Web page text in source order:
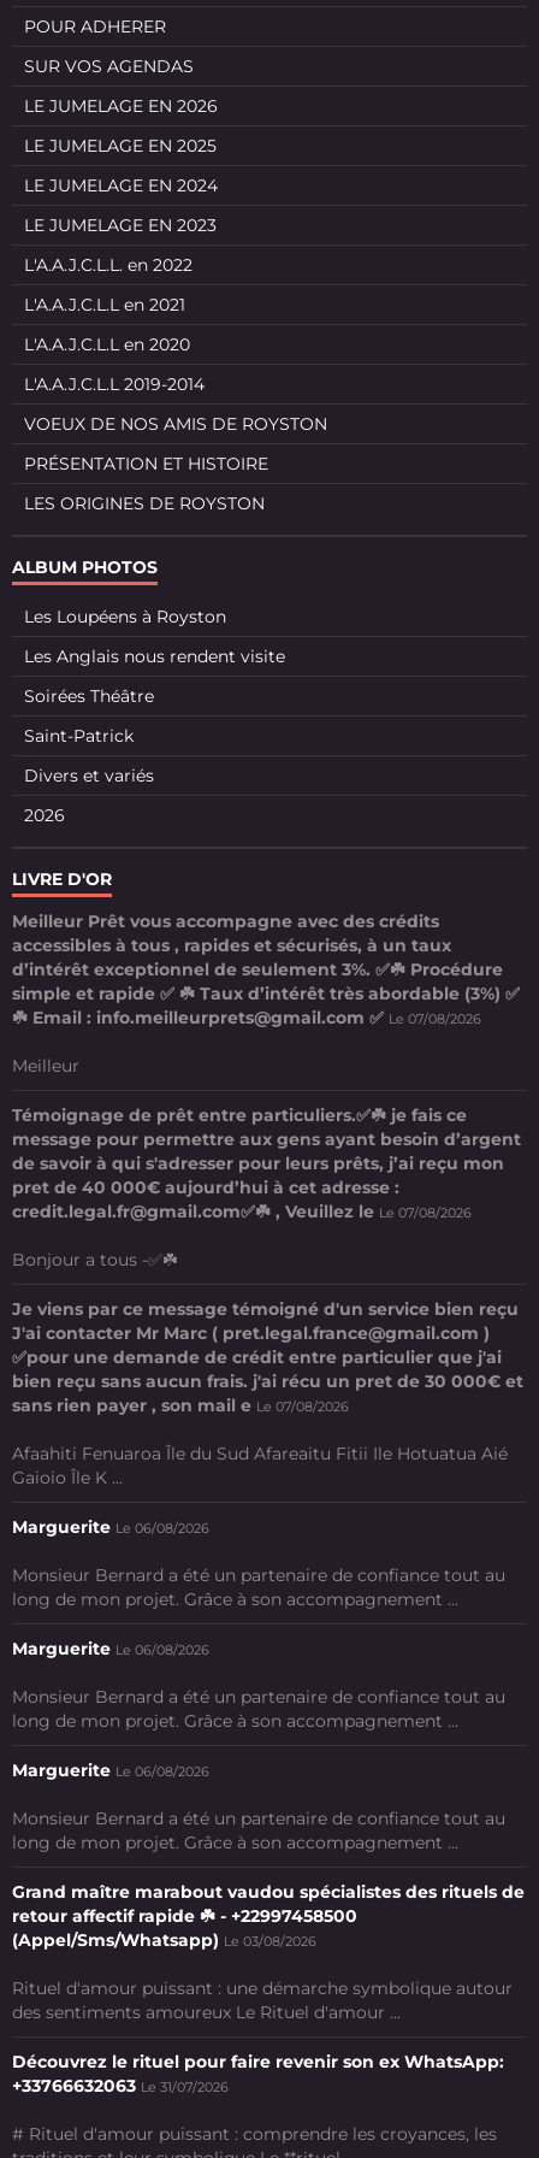
POUR ADHERER
SUR VOS AGENDAS
LE JUMELAGE EN 2026
LE JUMELAGE EN 2025
LE JUMELAGE EN 2024
LE JUMELAGE EN 2023
L'A.A.J.C.L.L. en 2022
L'A.A.J.C.L.L en 2021
L'A.A.J.C.L.L en 2020
L'A.A.J.C.L.L 2019-2014
VOEUX DE NOS AMIS DE ROYSTON
PRÉSENTATION ET HISTOIRE
LES ORIGINES DE ROYSTON
ALBUM PHOTOS
Les Loupéens à Royston
Les Anglais nous rendent visite
Soirées Théâtre
Saint-Patrick
Divers et variés
2026
LIVRE D'OR
Meilleur Prêt vous accompagne avec des crédits
accessibles à tous , rapides et sécurisés, à un taux
d’intérêt exceptionnel de seulement 3%. ✅☘️ Procédure
simple et rapide ✅ ☘️ Taux d’intérêt très abordable (3%) ✅
☘️ Email : info.meilleurprets@gmail.com ✅ Le 07/08/2026
Meilleur
Témoignage de prêt entre particuliers.✅☘️ je fais ce
message pour permettre aux gens ayant besoin d’argent
de savoir à qui s'adresser pour leurs prêts, j’ai reçu mon
pret de 40 000€ aujourd’hui à cet adresse :
credit.legal.fr@gmail.com✅☘️ , Veuillez le Le 07/08/2026
Bonjour a tous -✅☘️
Je viens par ce message témoigné d'un service bien reçu
J'ai contacter Mr Marc ( pret.legal.france@gmail.com )
✅pour une demande de crédit entre particulier que j'ai
bien reçu sans aucun frais. j'ai récu un pret de 30 000€ et
sans rien payer , son mail e Le 07/08/2026
Afaahiti Fenuaroa Île du Sud Afareaitu Fitii Ile Hotuatua Aié
Gaioio Île K ...
Marguerite Le 06/08/2026
Monsieur Bernard a été un partenaire de confiance tout au
long de mon projet. Grâce à son accompagnement ...
Marguerite Le 06/08/2026
Monsieur Bernard a été un partenaire de confiance tout au
long de mon projet. Grâce à son accompagnement ...
Marguerite Le 06/08/2026
Monsieur Bernard a été un partenaire de confiance tout au
long de mon projet. Grâce à son accompagnement ...
Grand maître marabout vaudou spécialistes des rituels de
retour affectif rapide ☘️ - +22997458500
(Appel/Sms/Whatsapp) Le 03/08/2026
Rituel d'amour puissant : une démarche symbolique autour
des sentiments amoureux Le Rituel d'amour ...
Découvrez le rituel pour faire revenir son ex WhatsApp:
+33766632063 Le 31/07/2026
# Rituel d'amour puissant : comprendre les croyances, les